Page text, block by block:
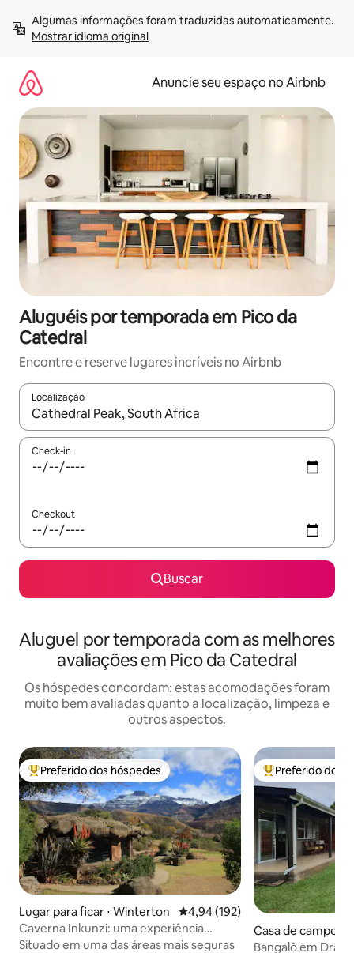
para
Mostrar idioma original
Anuncie seu espaço no Airbnb
Aluguéis por temporada em Pico da
Catedral
Encontre e reserve lugares incríveis no Airbnb
Localização
Quando os resultados estiverem disponíveis, explore-os
Check-in
Checkout
Buscar
Aluguel por temporada com as melhores
avaliações em Pico da Catedral
Os hóspedes concordam: estas acomodações foram
muito bem avaliadas quanto a localização, limpeza e
outros aspectos.
Entre os melhores preferidos dos hóspedes
Preferido dos hóspedes
Lugar para ficar ⋅ Winterton 4,94 de uma avaliação média de
4,94 (192)
Caverna Inkunzi: uma experiência
africana única.
Situado em uma das áreas mais seguras
Entre os
Preferido dos
Casa de campo ⋅
atal
Bangalô em